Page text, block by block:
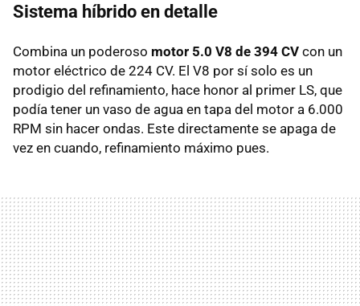
Sistema híbrido en detalle
Combina un poderoso motor 5.0 V8 de 394 CV con un
motor eléctrico de 224 CV. El V8 por sí solo es un
prodigio del refinamiento, hace honor al primer LS, que
podía tener un vaso de agua en tapa del motor a 6.000
RPM sin hacer ondas. Este directamente se apaga de
vez en cuando, refinamiento máximo pues.